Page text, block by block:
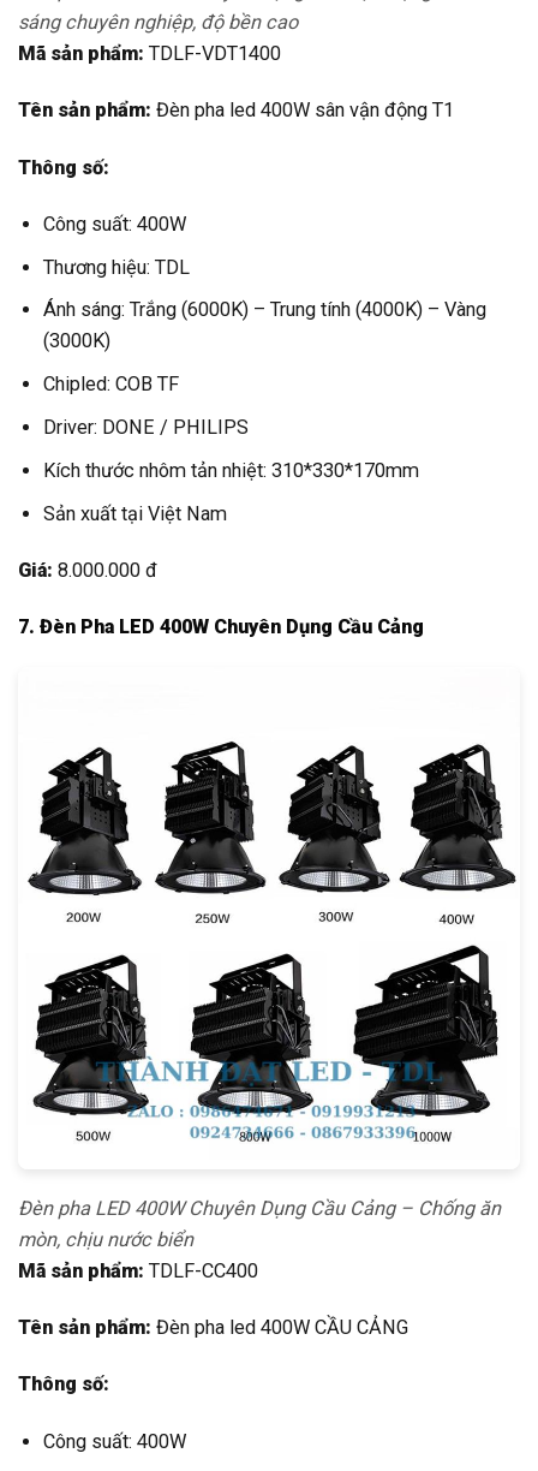
sáng chuyên nghiệp, độ bền cao
Mã sản phẩm: TDLF-VDT1400
Tên sản phẩm: Đèn pha led 400W sân vận động T1
Thông số:
Công suất: 400W
Thương hiệu: TDL
Ánh sáng: Trắng (6000K) – Trung tính (4000K) – Vàng
(3000K)
Chipled: COB TF
Driver: DONE / PHILIPS
Kích thước nhôm tản nhiệt: 310*330*170mm
Sản xuất tại Việt Nam
Giá: 8.000.000 đ
7. Đèn Pha LED 400W Chuyên Dụng Cầu Cảng
Đèn pha LED 400W Chuyên Dụng Cầu Cảng – Chống ăn
mòn, chịu nước biển
Mã sản phẩm: TDLF-CC400
Tên sản phẩm: Đèn pha led 400W CẦU CẢNG
Thông số:
Công suất: 400W